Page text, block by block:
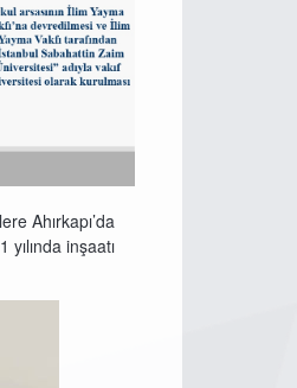
Ahırkapı’da
inşaatı